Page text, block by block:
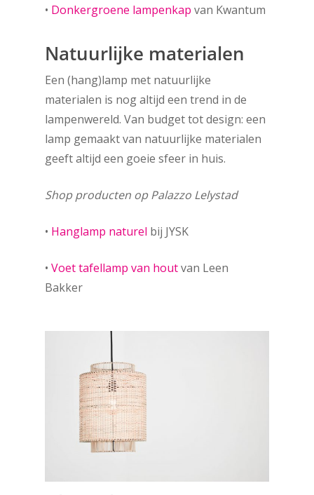
• Donkergroene lampenkap van Kwantum
Natuurlijke materialen
Een (hang)lamp met natuurlijke
materialen is nog altijd een trend in de
lampenwereld. Van budget tot design: een
lamp gemaakt van natuurlijke materialen
geeft altijd een goeie sfeer in huis.
Shop producten op Palazzo Lelystad
• Hanglamp naturel bij JYSK
•Voet tafellamp van houtvan Leen
Bakker